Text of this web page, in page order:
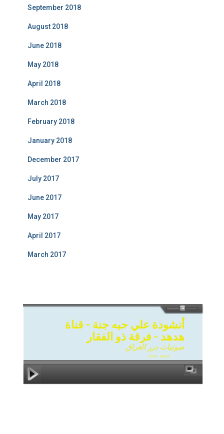
September 2018
August 2018
June 2018
May 2018
April 2018
March 2018
February 2018
January 2018
December 2017
July 2017
June 2017
May 2017
April 2017
March 2017
أنشودة علي حبه جنة - قناة
هدهد - فرقة ذو الفقار
صوتيات درر العراق
00:00 Ready